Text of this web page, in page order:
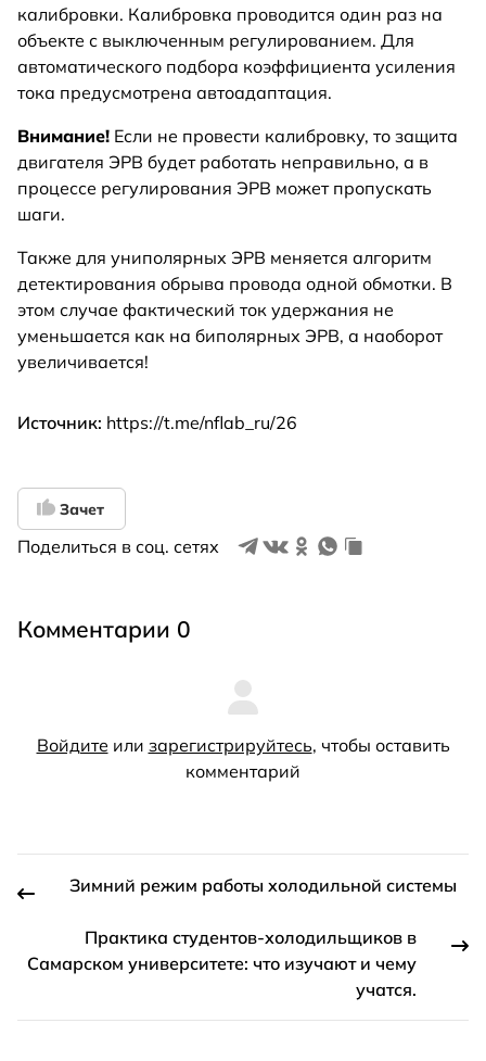
калибровки. Калибровка проводится один раз на
объекте с выключенным регулированием. Для
автоматического подбора коэффициента усиления
тока предусмотрена автоадаптация.
Внимание! Если не провести калибровку, то защита
двигателя ЭРВ будет работать неправильно, а в
процессе регулирования ЭРВ может пропускать
шаги.
Также для униполярных ЭРВ меняется алгоритм
детектирования обрыва провода одной обмотки. В
этом случае фактический ток удержания не
уменьшается как на биполярных ЭРВ, а наоборот
увеличивается!
Источник: https://t.me/nflab_ru/26
Зачет
Поделиться в соц. сетях
Комментарии 0
Войдите или зарегистрируйтесь, чтобы оставить
комментарий
Зимний режим работы холодильной системы
Практика студентов-холодильщиков в
Самарском университете: что изучают и чему
учатся.